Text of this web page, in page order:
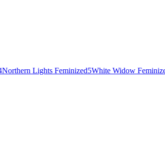
Northern Lights Feminized5White Widow